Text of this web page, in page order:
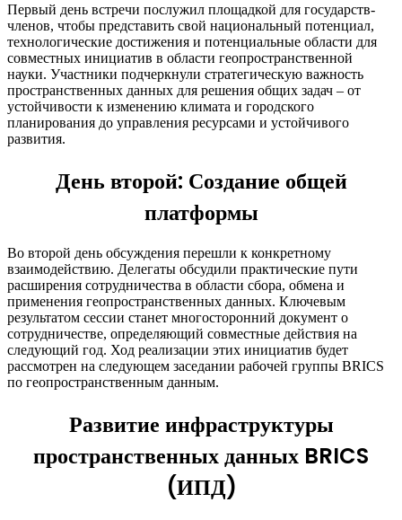
Первый день встречи послужил площадкой для государств-
членов, чтобы представить свой национальный потенциал,
технологические достижения и потенциальные области для
совместных инициатив в области геопространственной
науки. Участники подчеркнули стратегическую важность
пространственных данных для решения общих задач – от
устойчивости к изменению климата и городского
планирования до управления ресурсами и устойчивого
развития.
День второй: Создание общей
платформы
Во второй день обсуждения перешли к конкретному
взаимодействию. Делегаты обсудили практические пути
расширения сотрудничества в области сбора, обмена и
применения геопространственных данных. Ключевым
результатом сессии станет многосторонний документ о
сотрудничестве, определяющий совместные действия на
следующий год. Ход реализации этих инициатив будет
рассмотрен на следующем заседании рабочей группы BRICS
по геопространственным данным.
Развитие инфраструктуры
пространственных данных BRICS
(ИПД)